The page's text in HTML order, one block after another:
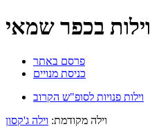
וילות בכפר שמאי
פרסם באתר
כניסת מנויים
וילות פנויות לסופ"ש הקרוב
וילה מקודמת: וילה ג'קסון